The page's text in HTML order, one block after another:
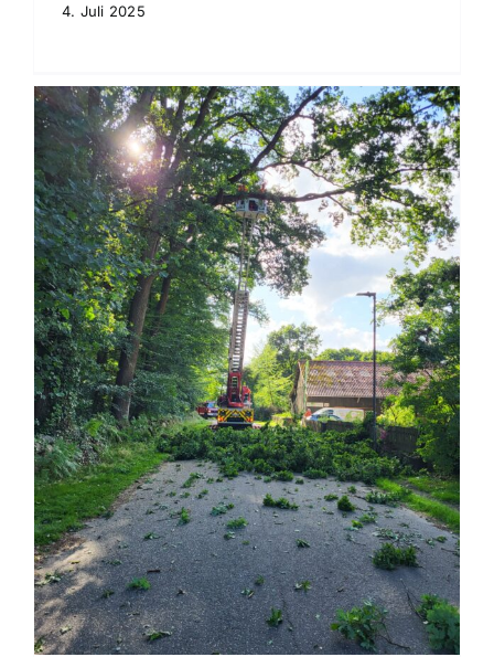
4. Juli 2025